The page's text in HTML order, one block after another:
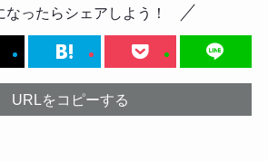
なったらシェアしよう！
URLをコピーする